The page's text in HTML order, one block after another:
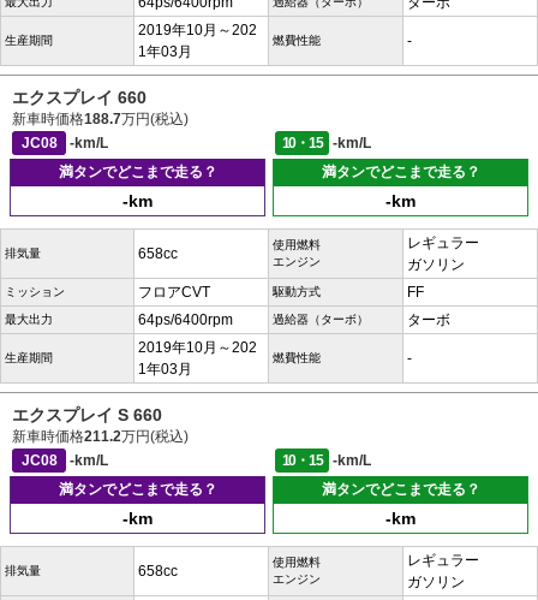
生産期間
2019年10月～202
1年03月
燃費性能 -
エクスプレイ 660
新車時価格188.7万円(税込)
JC08
-km/L 10・15
-km/L
満タンでどこまで走る？
-km
満タンでどこまで走る？
-km
排気量 658cc
使用燃料
エンジン
レギュラー
ガソリン
ミッション フロアCVT 駆動方式 FF
最大出力 64ps/6400rpm 過給器（ターボ） ターボ
生産期間
2019年10月～202
1年03月
燃費性能 -
エクスプレイ S 660
新車時価格211.2万円(税込)
JC08
-km/L 10・15
-km/L
満タンでどこまで走る？
-km
満タンでどこまで走る？
-km
排気量 658cc
使用燃料
エンジン
レギュラー
ガソリン